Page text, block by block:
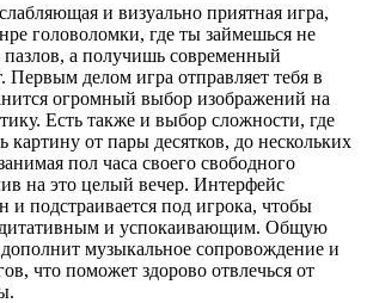
и визуально приятная игра,
головоломки, где ты займешься не
а получишь современный
делом игра отправляет тебя в
огромный выбор изображений на
Есть также и выбор сложности, где
картину от пары десятков, до нескольких
пол часа своего свободного
на это целый вечер. Интерфейс
и подстраивается под игрока, чтобы
и успокаивающим. Общую
музыкальное сопровождение и
что поможет здорово отвлечься от